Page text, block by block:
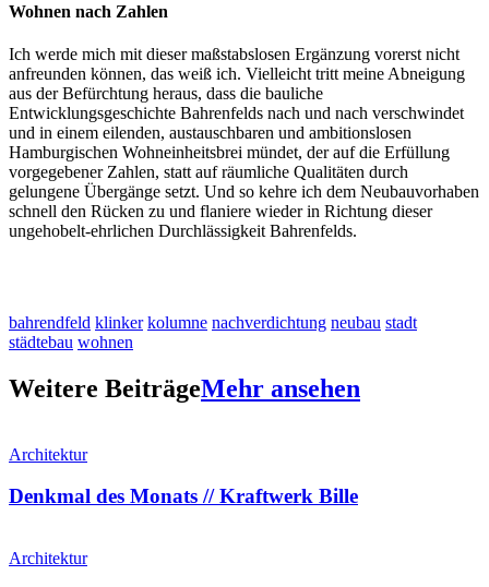
Wohnen nach Zahlen
Ich werde mich mit dieser maßstabslosen Ergänzung vorerst nicht
anfreunden können, das weiß ich. Vielleicht tritt meine Abneigung
aus der Befürchtung heraus, dass die bauliche
Entwicklungsgeschichte Bahrenfelds nach und nach verschwindet
und in einem eilenden, austauschbaren und ambitionslosen
Hamburgischen Wohneinheitsbrei mündet, der auf die Erfüllung
vorgegebener Zahlen, statt auf räumliche Qualitäten durch
gelungene Übergänge setzt. Und so kehre ich dem Neubauvorhaben
schnell den Rücken zu und flaniere wieder in Richtung dieser
ungehobelt-ehrlichen Durchlässigkeit Bahrenfelds.
bahrendfeld klinker kolumne nachverdichtung neubau stadt
städtebau wohnen
Weitere BeiträgeMehr ansehen
Architektur
Denkmal des Monats // Kraftwerk Bille
Architektur